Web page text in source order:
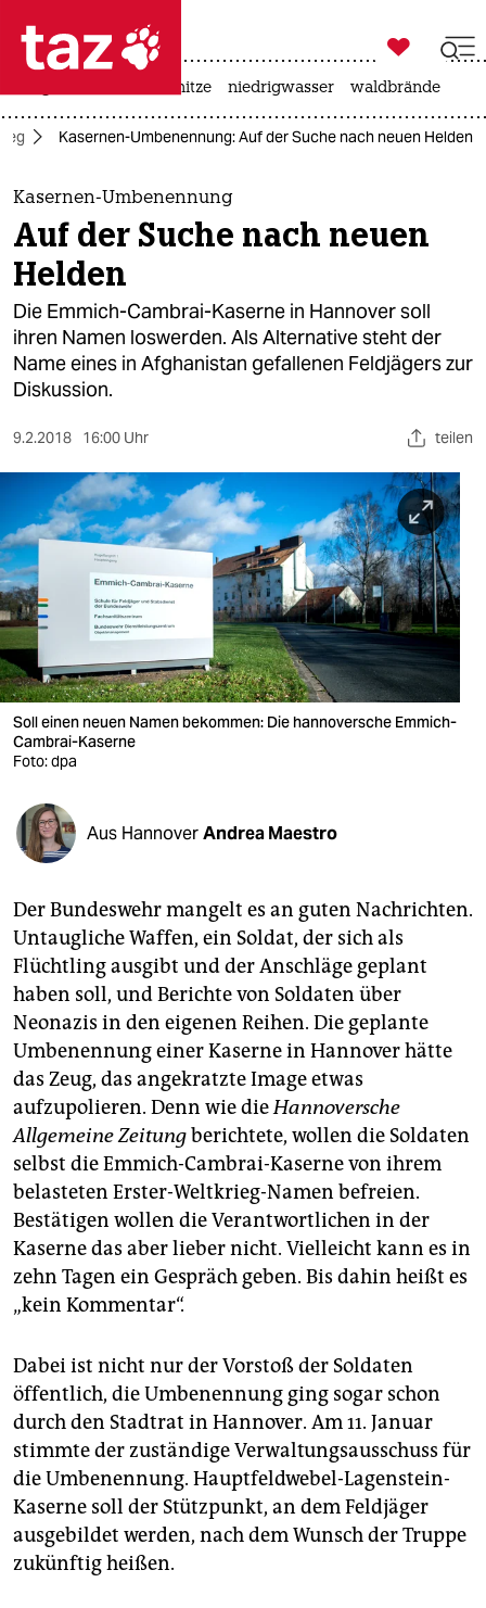
 taz zahl ich
taz zahl ich
themen
politik
öko
gesellschaft
kultur
sport
berlin
nord
wahrheit
verlag
verlag
veranstaltungen
shop
fragen & hilfe
unterstützen
genossenschaft
epaper login

taz zahl ich
hitze niedrigwasser waldbrände
Kasernen-Umbenennung: Auf der Suche nach neuen Helden
Kasernen-Umbenennung
Auf der Suche nach neuen
Helden
Die Emmich-Cambrai-Kaserne in Hannover soll
ihren Namen loswerden. Als Alternative steht der
Name eines in Afghanistan gefallenen Feldjägers zur
Diskussion.
9.2.2018 16:00 Uhr teilen
Soll einen neuen Namen bekommen: Die hannoversche Emmich-
Cambrai-Kaserne
Foto: dpa
Aus HannoverAndrea Maestro
Der Bundeswehr mangelt es an guten Nachrichten.
Untaugliche Waffen, ein Soldat, der sich als
Flüchtling ausgibt und der Anschläge geplant
haben soll, und Berichte von Soldaten über
Neonazis in den eigenen Reihen. Die geplante
Umbenennung einer Kaserne in Hannover hätte
das Zeug, das angekratzte Image etwas
aufzupolieren. Denn wie dieHannoversche
Allgemeine Zeitungberichtete, wollen die Soldaten
selbst die Emmich-Cambrai-Kaserne von ihrem
belasteten Erster-Weltkrieg-Namen befreien.
Bestätigen wollen die Verantwortlichen in der
Kaserne das aber lieber nicht. Vielleicht kann es in
zehn Tagen ein Gespräch geben. Bis dahin heißt es
„kein Kommentar“.
Dabei ist nicht nur der Vorstoß der Soldaten
öffentlich, die Umbenennung ging sogar schon
durch den Stadtrat in Hannover. Am 11. Januar
stimmte der zuständige Verwaltungsausschuss für
die Umbenennung. Hauptfeldwebel-Lagenstein-
Kaserne soll der Stützpunkt, an dem Feldjäger
ausgebildet werden, nach dem Wunsch der Truppe
zukünftig heißen.